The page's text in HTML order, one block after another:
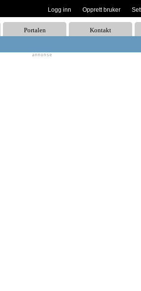
Logg inn Opprett bruker
Portalen Kontakt